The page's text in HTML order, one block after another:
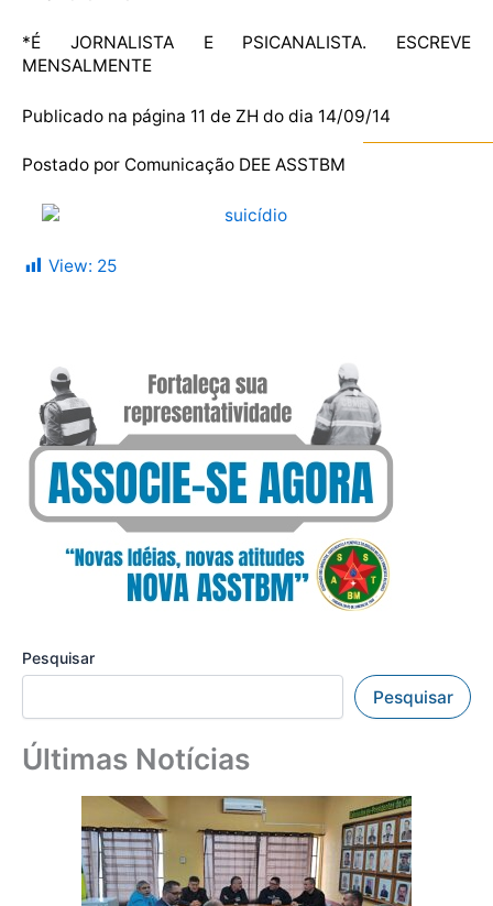
*É JORNALISTA E PSICANALISTA. ESCREVE
MENSALMENTE
Publicado na página 11 de ZH do dia 14/09/14
Postado por Comunicação DEE ASSTBM
View: 25
Pesquisar
Pesquisar
Últimas Notícias